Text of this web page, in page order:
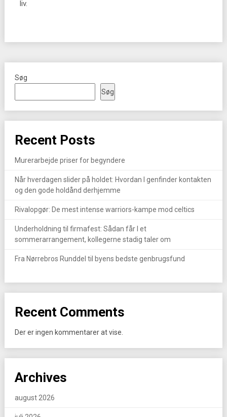
liv.
Søg
Søg
Recent Posts
Murerarbejde priser for begyndere
Når hverdagen slider på holdet: Hvordan I genfinder kontakten
og den gode holdånd derhjemme
Rivalopgør: De mest intense warriors-kampe mod celtics
Underholdning til firmafest: Sådan får I et
sommerarrangement, kollegerne stadig taler om
Fra Nørrebros Runddel til byens bedste genbrugsfund
Recent Comments
Der er ingen kommentarer at vise.
Archives
august 2026